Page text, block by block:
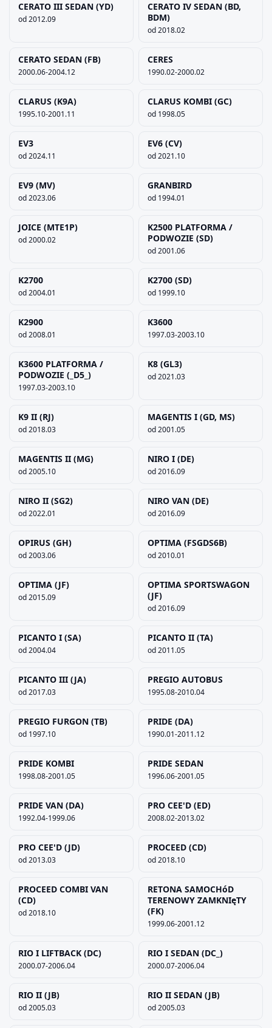
CERATO III SEDAN (YD)
od 2012.09
CERATO IV SEDAN (BD,
BDM)
od 2018.02
CERATO SEDAN (FB)
2000.06-2004.12
CERES
1990.02-2000.02
CLARUS (K9A)
1995.10-2001.11
CLARUS KOMBI (GC)
od 1998.05
EV3
od 2024.11
EV6 (CV)
od 2021.10
EV9 (MV)
od 2023.06
GRANBIRD
od 1994.01
JOICE (MTE1P)
od 2000.02
K2500 PLATFORMA /
PODWOZIE (SD)
od 2001.06
K2700
od 2004.01
K2700 (SD)
od 1999.10
K2900
od 2008.01
K3600
1997.03-2003.10
K3600 PLATFORMA /
PODWOZIE (_D5_)
1997.03-2003.10
K8 (GL3)
od 2021.03
K9 II (RJ)
od 2018.03
MAGENTIS I (GD, MS)
od 2001.05
MAGENTIS II (MG)
od 2005.10
NIRO I (DE)
od 2016.09
NIRO II (SG2)
od 2022.01
NIRO VAN (DE)
od 2016.09
OPIRUS (GH)
od 2003.06
OPTIMA (FSGDS6B)
od 2010.01
OPTIMA (JF)
od 2015.09
OPTIMA SPORTSWAGON
(JF)
od 2016.09
PICANTO I (SA)
od 2004.04
PICANTO II (TA)
od 2011.05
PICANTO III (JA)
od 2017.03
PREGIO AUTOBUS
1995.08-2010.04
PREGIO FURGON (TB)
od 1997.10
PRIDE (DA)
1990.01-2011.12
PRIDE KOMBI
1998.08-2001.05
PRIDE SEDAN
1996.06-2001.05
PRIDE VAN (DA)
1992.04-1999.06
PRO CEE'D (ED)
2008.02-2013.02
PRO CEE'D (JD)
od 2013.03
PROCEED (CD)
od 2018.10
PROCEED COMBI VAN
(CD)
od 2018.10
RETONA SAMOCHóD
TERENOWY ZAMKNIęTY
(FK)
1999.06-2001.12
RIO I LIFTBACK (DC)
2000.07-2006.04
RIO I SEDAN (DC_)
2000.07-2006.04
RIO II (JB)
od 2005.03
RIO II SEDAN (JB)
od 2005.03